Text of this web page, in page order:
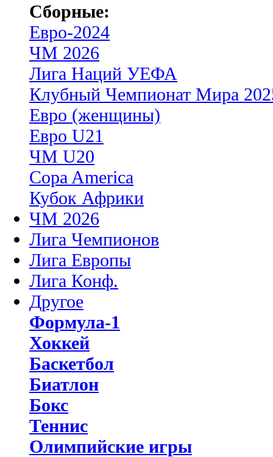
Сборные:
Евро-2024
ЧМ 2026
Лига Наций УЕФА
Клубный Чемпионат Мира
Евро (женщины)
Евро U21
ЧМ U20
Copa America
Кубок Африки
ЧМ 2026
Лига Чемпионов
Лига Европы
Лига Конф.
Другое
Формула-1
Хоккей
Баскетбол
Биатлон
Бокс
Теннис
Олимпийские игры